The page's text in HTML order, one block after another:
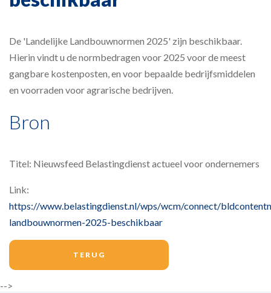
De 'Landelijke Landbouwnormen 2025' zijn beschikbaar.
Hierin vindt u de normbedragen voor 2025 voor de meest
gangbare kostenposten, en voor bepaalde bedrijfsmiddelen
en voorraden voor agrarische bedrijven.
Bron
Titel: Nieuwsfeed Belastingdienst actueel voor ondernemers
Link:
https://www.belastingdienst.nl/wps/wcm/connect/
landbouwnormen-2025-beschikbaar
TERUG
-->